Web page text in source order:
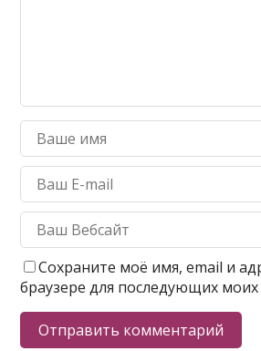
Сохраните моё имя, email и
браузере для последующих